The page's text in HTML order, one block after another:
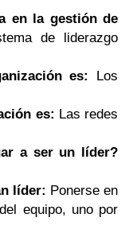
en la gestión de
de liderazgo
es:
Los
es: Las redes
a ser un líder?
líder: Ponerse en
equipo, uno por